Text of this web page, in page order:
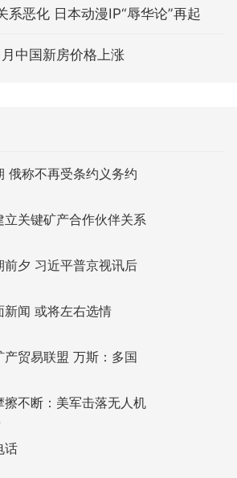
系恶化 日本动漫IP“辱华论”再起
中国新房价格上涨
俄称不再受条约义务约
关键矿产合作伙伴关系
前夕 习近平普京视讯后
新闻 或将左右选情
贸易联盟 万斯：多国
不断：美军击落无人机
话